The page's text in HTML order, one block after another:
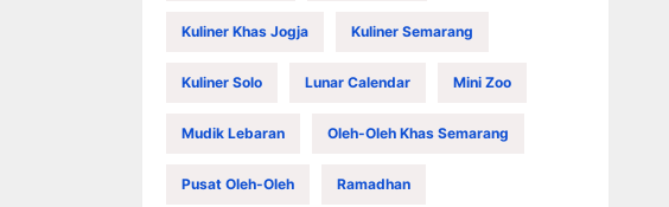
Kuliner Khas Jogja Kuliner Semarang
Kuliner Solo Lunar Calendar Mini Zoo
Mudik Lebaran Oleh-Oleh Khas Semarang
Pusat Oleh-Oleh Ramadhan